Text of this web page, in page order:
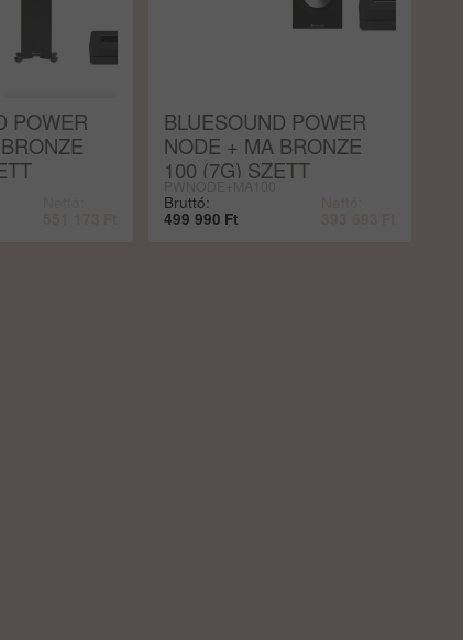
POWER
BLUESOUND POWER
NODE + MA BRONZE
100 (7G) SZETT
Bruttó:
499 990 Ft